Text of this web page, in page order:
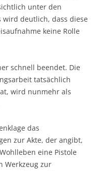
unter den
wird deutlich, dass diese
keine Rolle
schnell beendet. Die
tatsächlich
wird nunmehr als
das
zur Akte, der angibt,
eine Pistole
Werkzeug zur